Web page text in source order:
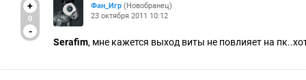
+
0
-
Фан_Игр (Новобранец)
23 октября 2011 10:12
Serafim, мне кажется выход виты не повлияет на